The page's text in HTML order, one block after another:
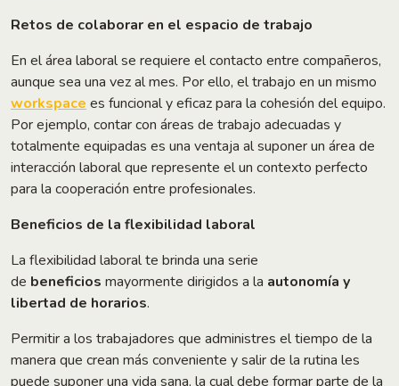
Retos de colaborar en el espacio de trabajo
En el área laboral se requiere el contacto entre compañeros,
aunque sea una vez al mes. Por ello, el trabajo en un mismo
workspace es funcional y eficaz para la cohesión del equipo.
Por ejemplo, contar con áreas de trabajo adecuadas y
totalmente equipadas es una ventaja al suponer un área de
interacción laboral que represente el un contexto perfecto
para la cooperación entre profesionales.
Beneficios de la flexibilidad laboral
La flexibilidad laboral te brinda una serie
de beneficios mayormente dirigidos a la autonomía y
libertad de horarios.
Permitir a los trabajadores que administres el tiempo de la
manera que crean más conveniente y salir de la rutina les
puede suponer una vida sana, la cual debe formar parte de la